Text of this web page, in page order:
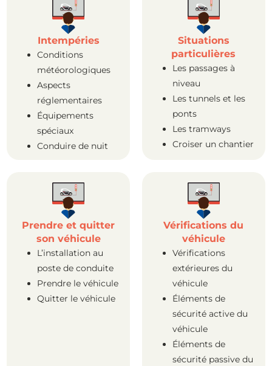
Intempéries
Conditions
météorologiques
Aspects
réglementaires
Équipements
spéciaux
Conduire de nuit
Situations
particulières
Les passages à
niveau
Les tunnels et les
ponts
Les tramways
Croiser un chantier
Prendre et quitter
son véhicule
L’installation au
poste de conduite
Prendre le véhicule
Quitter le véhicule
Vérifications du
véhicule
Vérifications
extérieures du
véhicule
Éléments de
sécurité active du
véhicule
Éléments de
sécurité passive du